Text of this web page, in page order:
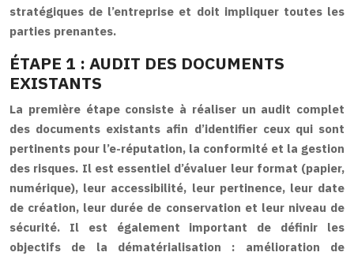
stratégiques de l’entreprise et doit impliquer toutes les
parties prenantes.
ÉTAPE 1 : AUDIT DES DOCUMENTS
EXISTANTS
La première étape consiste à réaliser un audit complet
des documents existants afin d’identifier ceux qui sont
pertinents pour l’e-réputation, la conformité et la gestion
des risques. Il est essentiel d’évaluer leur format (papier,
numérique), leur accessibilité, leur pertinence, leur date
de création, leur durée de conservation et leur niveau de
sécurité. Il est également important de définir les
objectifs de la dématérialisation : amélioration de